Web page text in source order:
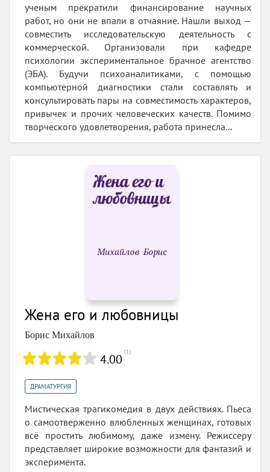
ученым прекратили финансирование научных
работ, но они не впали в отчаяние. Нашли выход —
совместить исследовательскую деятельность с
коммерческой. Организовали при кафедре
психологии экспериментальное брачное агентство
(ЭБА). Будучи психоаналитиками, с помощью
компьютерной диагностики стали составлять и
консультировать пары на совместимость характеров,
привычек и прочих человеческих качеств. Помимо
творческого удовлетворения, работа принесла...
Жена его и любовницы
Борис Михайлов
4.00 (1)
ДРАМАТУРГИЯ
Мистическая трагикомедия в двух действиях. Пьеса
о самоотверженно влюбленных женщинах, готовых
всё простить любимому, даже измену. Режиссеру
представляет широкие возможности для фантазий и
эксперимента.